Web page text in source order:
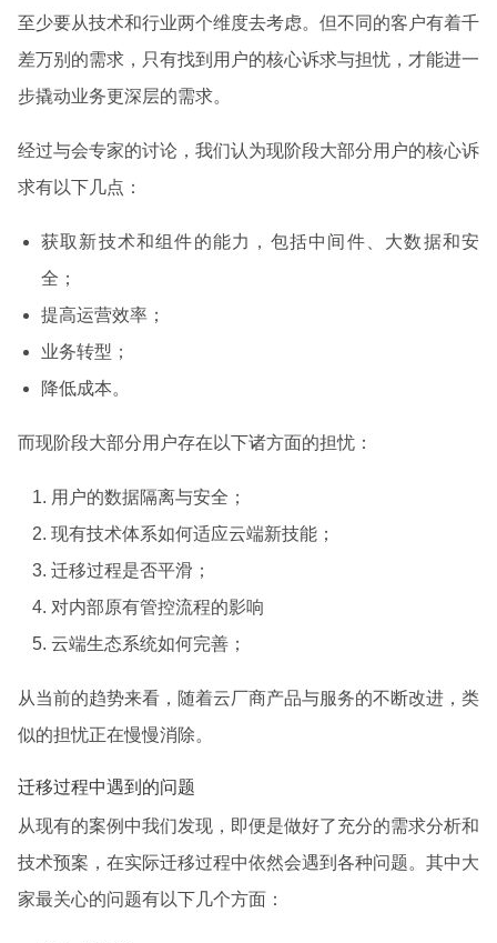
至少要从技术和行业两个维度去考虑。但不同的客户有着千
差万别的需求，只有找到用户的核心诉求与担忧，才能进一
步撬动业务更深层的需求。
经过与会专家的讨论，我们认为现阶段大部分用户的核心诉
求有以下几点：
获取新技术和组件的能力，包括中间件、大数据和安
全；
提高运营效率；
业务转型；
降低成本。
而现阶段大部分用户存在以下诸方面的担忧：
用户的数据隔离与安全；
现有技术体系如何适应云端新技能；
迁移过程是否平滑；
对内部原有管控流程的影响
云端生态系统如何完善；
从当前的趋势来看，随着云厂商产品与服务的不断改进，类
似的担忧正在慢慢消除。
迁移过程中遇到的问题
从现有的案例中我们发现，即便是做好了充分的需求分析和
技术预案，在实际迁移过程中依然会遇到各种问题。其中大
家最关心的问题有以下几个方面：